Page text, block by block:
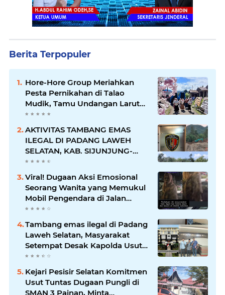
Berita Terpopuler
Hore-Hore Group Meriahkan
Pesta Pernikahan di Talao
Mudik, Tamu Undangan Larut
dalam Suasana Penuh
AKTIVITAS TAMBANG EMAS
ILEGAL DI PADANG LAWEH
SELATAN, KAB. SIJUNJUNG-
SUMBAR SEMAKIN
MERAJALELA
Viral! Dugaan Aksi Emosional
Seorang Wanita yang Memukul
Mobil Pengendara di Jalan
Khatib Sulaiman
Tambang emas ilegal di Padang
Laweh Selatan, Masyarakat
Setempat Desak Kapolda Usut
Tuntas
Kejari Pesisir Selatan Komitmen
Usut Tuntas Dugaan Pungli di
SMAN 3 Painan, Minta